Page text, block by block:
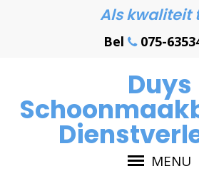
Als kwaliteit
Bel 075-
Duys
MENU